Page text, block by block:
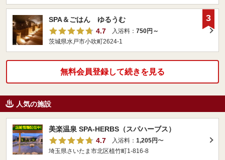
SPA＆ごはん ゆるうむ
4.7
入浴料： 750円～
茨城県水戸市小吹町2624-1
3
無料会員登録して続きを見る
人気の施設
美楽温泉 SPA-HERBS（スパハーブス）
4.7
入浴料： 1,205円〜
埼玉県さいたま市北区植竹町1-816-8